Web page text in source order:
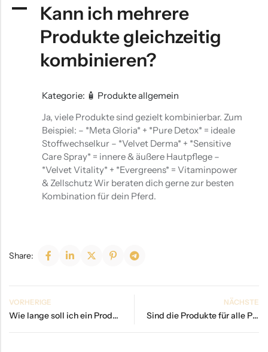
A
Kann ich mehrere
Produkte gleichzeitig
kombinieren?
Kategorie: 🧴 Produkte allgemein
Ja, viele Produkte sind gezielt kombinierbar. Zum
Beispiel: – *Meta Gloria* + *Pure Detox* = ideale
Stoffwechselkur – *Velvet Derma* + *Sensitive
Care Spray* = innere & äußere Hautpflege –
*Velvet Vitality* + *Evergreens* = Vitaminpower
& Zellschutz Wir beraten dich gerne zur besten
Kombination für dein Pferd.
Share:
VORHERIGE
Wie lange soll ich ein Produkt anwenden?
NÄCHSTE
Sind die Produkte für alle Pferderassen geeignet?